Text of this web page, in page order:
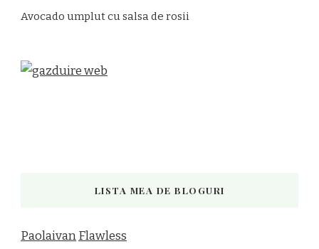
Avocado umplut cu salsa de rosii
LISTA MEA DE BLOGURI
PaolaivanFlawless